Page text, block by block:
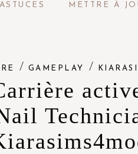
ASTUCES METTRE À
/ GAMEPLAY /